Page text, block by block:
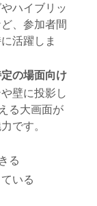
ハイブリッ
、参加者間
活躍しま
の場面向け
壁に投影し
る大画面が
です。
る
いる